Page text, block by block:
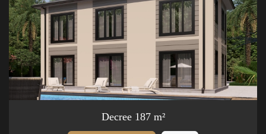
Decree 187 m²